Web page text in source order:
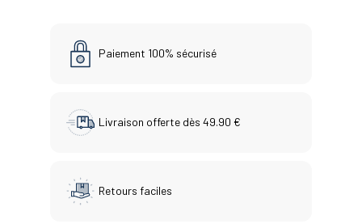
Paiement 100% sécurisé
Livraison offerte dès 49.90 €
Retours faciles